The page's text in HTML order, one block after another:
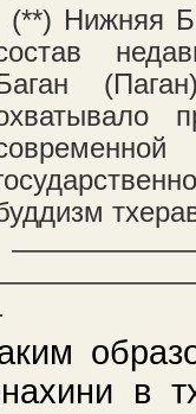
(**) Нижняя
в